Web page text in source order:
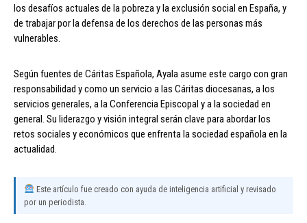
los desafíos actuales de la pobreza y la exclusión social en España, y
de trabajar por la defensa de los derechos de las personas más
vulnerables.
Según fuentes de Cáritas Española, Ayala asume este cargo con gran
responsabilidad y como un servicio a las Cáritas diocesanas, a los
servicios generales, a la Conferencia Episcopal y a la sociedad en
general. Su liderazgo y visión integral serán clave para abordar los
retos sociales y económicos que enfrenta la sociedad española en la
actualidad.
Este artículo fue creado con ayuda de inteligencia artificial y revisado
por un periodista.